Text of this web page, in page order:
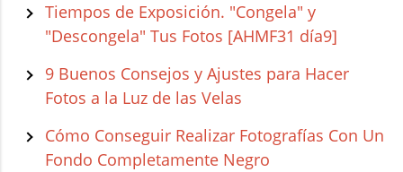
Tiempos de Exposición. "Congela" y
"Descongela" Tus Fotos [AHMF31 día9]
9 Buenos Consejos y Ajustes para Hacer
Fotos a la Luz de las Velas
Cómo Conseguir Realizar Fotografías Con Un
Fondo Completamente Negro